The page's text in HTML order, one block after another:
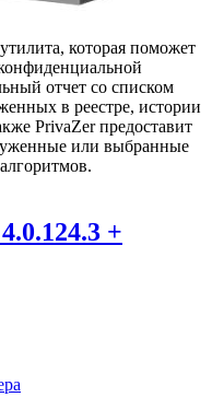
которая поможет
отчет со списком
в реестре, истории
PrivaZer предоставит
или выбранные
+